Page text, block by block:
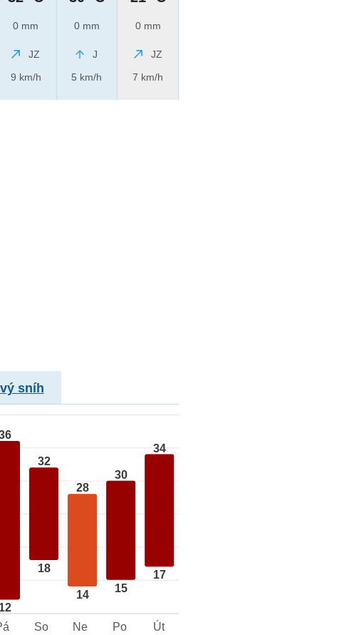
0 mm
JZ
9 km/h
0 mm
J
5 km/h
0 mm
JZ
7 km/h
sníh
12
32
18
28
14
30
15
34
17
So Ne Po Út